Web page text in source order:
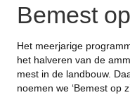
Bemest
Het meerjarige
het halveren van de
mest in de landbouw.
noemen we ‘Bemest op